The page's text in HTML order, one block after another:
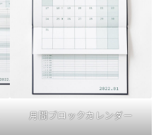
月間ブロックカレンダー